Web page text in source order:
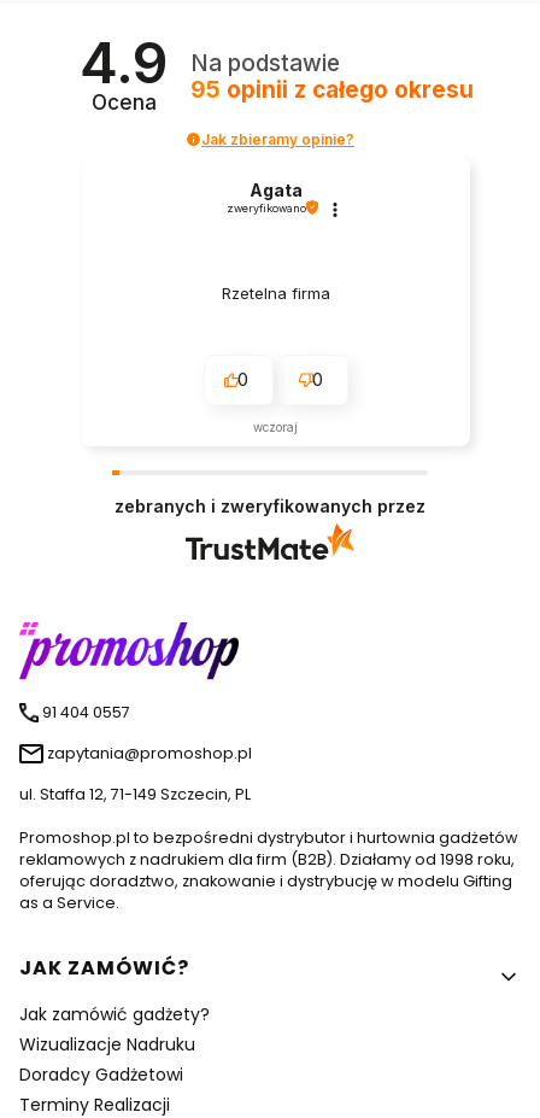
4.9
Ocena
Na podstawie
95 opinii z całego okresu
Jak zbieramy opinie?
Agata
zweryfikowano
Rzetelna firma
0 0
wczoraj
zebranych i zweryfikowanych przez
91 404 0557
zapytania@promoshop.pl
ul. Staffa 12, 71-149 Szczecin, PL
Promoshop.pl to bezpośredni dystrybutor i hurtownia gadżetów
reklamowych z nadrukiem dla firm (B2B). Działamy od 1998 roku,
oferując doradztwo, znakowanie i dystrybucję w modelu Gifting
as a Service.
Linki w stopce
JAK ZAMÓWIĆ?
Jak zamówić gadżety?
Wizualizacje Nadruku
Doradcy Gadżetowi
Terminy Realizacji